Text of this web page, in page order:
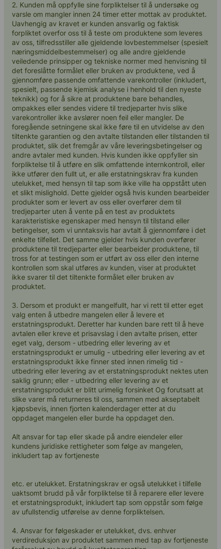
2. Kunden må oppfylle sine forpliktelser til å undersøke og
varsle om mangler innen 24 timer etter mottak av produktet.
Uavhengig av kravet er kunden ansvarlig og faktisk
forpliktet overfor oss til å teste om produktene som leveres
av oss, tilfredsstiller alle gjeldende lovbestemmelser (spesielt
næringsmiddelbestemmelser) og alle andre gjeldende
veiledende prinsipper og tekniske normer med henvisning til
det foreslåtte formålet eller bruken av produktene, ved å
gjennomføre passende omfattende varekontroller (inkludert,
spesielt, passende kjemisk analyse i henhold til den nyeste
teknikk) og for å sikre at produktene bare behandles,
ompakkes eller sendes videre til tredjeparter hvis slike
varekontroller ikke avslører noen feil eller mangler. De
foregående setningene skal ikke føre til en utvidelse av den
tiltenkte garantien og den avtalte tilstanden eller tilstanden til
produktet, slik det fremgår av våre leveringsbetingelser og
andre avtaler med kunden. Hvis kunden ikke oppfyller sin
forpliktelse til å utføre en slik omfattende internkontroll, eller
ikke utfører den fullt ut, er alle erstatningskrav fra kunden
utelukket, med hensyn til tap som ikke ville ha oppstått uten
et slikt mislighold. Dette gjelder også hvis kunden bearbeider
produkter som er levert av oss eller overfører dem til
tredjeparter uten å vente på en test av produktets
karakteristiske egenskaper med hensyn til tilstand eller
betingelser, som vi unntaksvis har avtalt å gjennomføre i det
enkelte tilfellet. Det samme gjelder hvis kunden overfører
produktene til tredjeparter eller bearbeider produktene, til
tross for at testingen som er utført av oss eller den interne
kontrollen som skal utføres av kunden, viser at produktet
ikke svarer til det tiltenkte formålet eller bruken av
produktet.
3. Dersom et produkt er mangelfullt, har vi rett til etter eget
valg enten å utbedre mangelen eller å levere et
erstatningsprodukt. Deretter har kunden bare rett til å heve
avtalen eller kreve et prisavslag i den avtalte prisen, etter
eget valg, dersom - utbedring eller levering av et
erstatningsprodukt er umulig - utbedring eller levering av et
erstatningsprodukt ikke finner sted innen rimelig tid -
utbedring eller levering av et erstatningsprodukt nektes uten
saklig grunn; eller - utbedring eller levering av et
erstatningsprodukt er blitt urimelig forsinket Og forutsatt at
slike varer må returneres til oss, sammen med akseptabelt
kjøpsbevis, innen fjorten kalenderdager etter at du
oppdaget mangelen eller burde ha oppdaget den.
Alt ansvar for tap eller skade på andre eiendeler eller
kundens juridiske rettigheter som følge av mangelen,
inkludert tap av fortjeneste
etc. er utelukket. Erstatningskrav er også utelukket i tilfelle
uaktsomt brudd på vår forpliktelse til å reparere eller levere
et erstatningsprodukt, inkludert tap som oppstår som følge
av ufullstendig utførelse av denne forpliktelsen.
4. Ansvar for følgeskader er utelukket, dvs. enhver
verdireduksjon av produktet sammen med tap av fortjeneste